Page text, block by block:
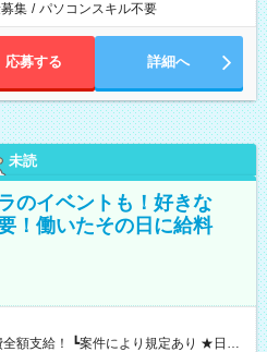
集 / パソコンスキル不要
応募する 詳細へ
未読
のイベントも！好きな
！働いたその日に給料